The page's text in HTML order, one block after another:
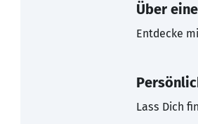
Über
Entdecke
Lass Dich